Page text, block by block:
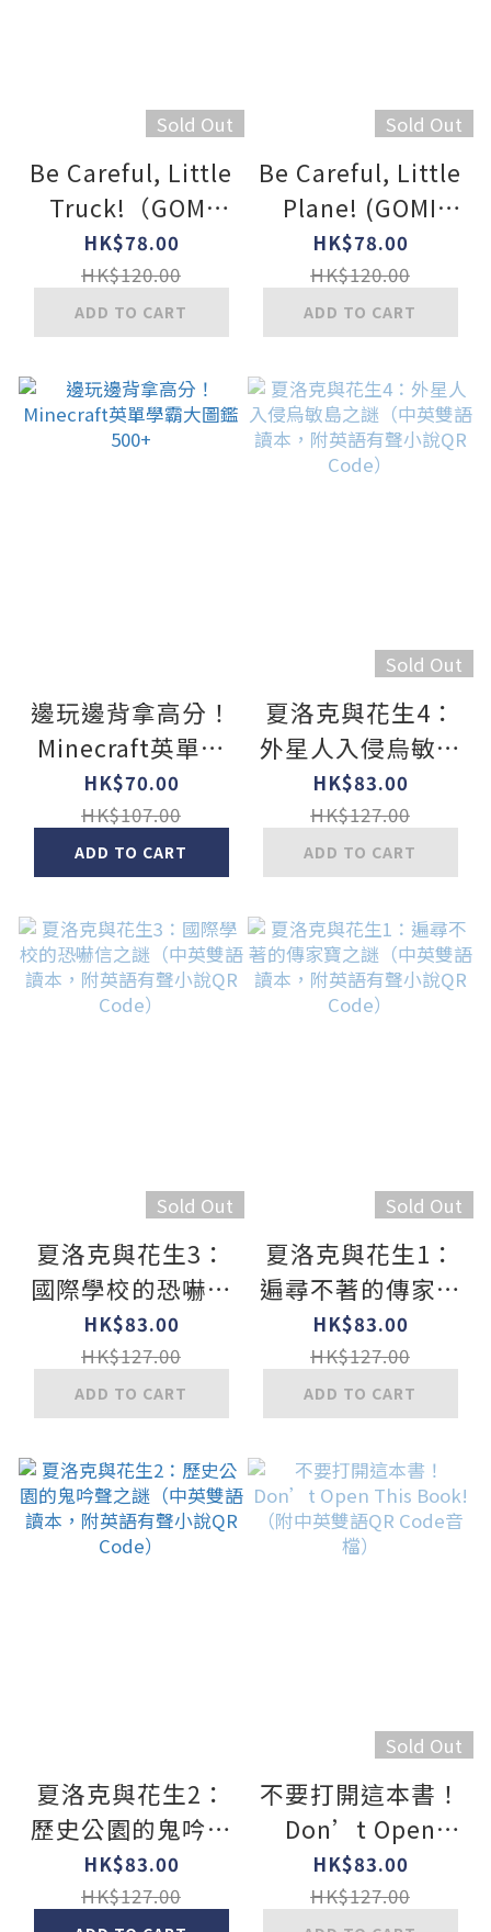
Sold Out
Be Careful, Little
Truck!（GOMI
TARO）
HK$78.00
HK$120.00
ADD TO CART
Sold Out
Be Careful, Little
Plane! (GOMI
TARO)
HK$78.00
HK$120.00
ADD TO CART
邊玩邊背拿高分！
Minecraft英單學
霸大圖鑑500+
HK$70.00
HK$107.00
ADD TO CART
Sold Out
夏洛克與花生4：
外星人入侵烏敏島
之謎（中英雙語讀
本，附英語有聲小
說QR Code）
HK$83.00
HK$127.00
ADD TO CART
Sold Out
夏洛克與花生3：
國際學校的恐嚇信
之謎（中英雙語讀
本，附英語有聲小
說QR Code）
HK$83.00
HK$127.00
ADD TO CART
Sold Out
夏洛克與花生1：
遍尋不著的傳家寶
之謎（中英雙語讀
本，附英語有聲小
說QR Code）
HK$83.00
HK$127.00
ADD TO CART
夏洛克與花生2：
歷史公園的鬼吟聲
之謎（中英雙語讀
本，附英語有聲小
HK$83.00
HK$127.00
Sold Out
不要打開這本書！
Don’t Open
This Book!（附中
英雙語QR Code音
HK$83.00
HK$127.00